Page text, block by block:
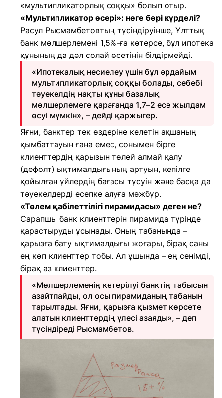
«мультипликаторлық соққы» болып отыр.
«Мультипликатор әсері»: неге бәрі күрделі?
Расул Рысмамбетовтың түсіндіруінше, Ұлттық
банк мөлшерлемені 1,5%-ға көтерсе, бұл ипотека
құнының да дәл солай өсетінін білдірмейді.
«Ипотекалық несиелеу үшін бұл әрдайым
мультипликаторлық соққы болады, себебі
тәуекелдің нақты құны базалық
мөлшерлемеге қарағанда 1,7–2 есе жылдам
өсуі мүмкін», – дейді қаржыгер.
Яғни, банктер тек өздеріне келетін ақшаның
қымбаттауын ғана емес, сонымен бірге
клиенттердің қарызын төлей алмай қалу
(дефолт) ықтималдығының артуын, кепілге
қойылған үйлердің бағасы түсуін және басқа да
тәуекелдерді есепке алуға мәжбүр.
«Төлем қабілеттілігі пирамидасы» деген не?
Сарапшы банк клиенттерін пирамида түрінде
қарастыруды ұсынады. Оның табанында –
қарызға бату ықтималдығы жоғары, бірақ саны
ең көп клиенттер тобы. Ал ұшында – ең сенімді,
бірақ аз клиенттер.
«Мөлшерлеменің көтерілуі банктің табысын
азайтпайды, ол осы пирамиданың табанын
тарылтады. Яғни, қарызға қызмет көрсете
алатын клиенттердің үлесі азаяды», – деп
түсіндіреді Рысмамбетов.